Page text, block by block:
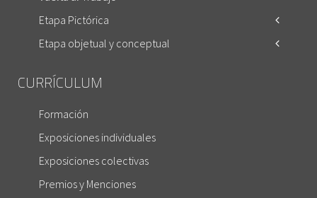
Etapa Pictórica
Etapa objetual y conceptual
CURRÍCULUM
Formación
Exposiciones individuales
Exposiciones colectivas
Premios y Menciones